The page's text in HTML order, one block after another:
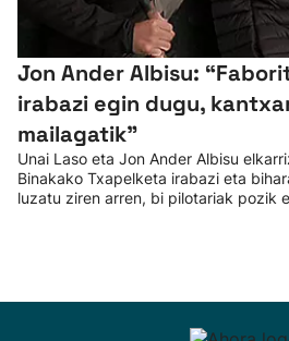
Jon Ander Albisu:
irabazi egin dugu,
mailagatik”
Unai Laso eta Jon Ander Albisu
Binakako Txapelketa irabazi eta
luzatu ziren arren, bi pilotariak pozik